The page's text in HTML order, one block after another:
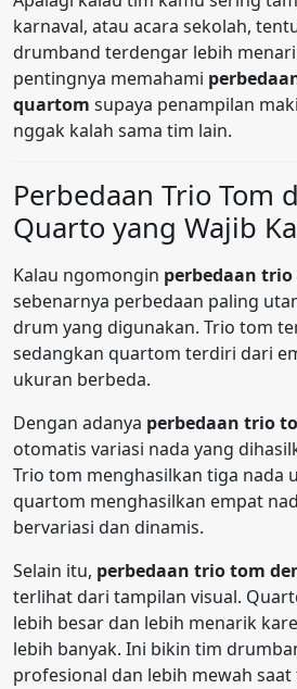
karnaval, atau acara sekolah,
drumband terdengar lebih
pentingnya memahami
quartom supaya penampilan
nggak kalah sama tim lain.
Perbedaan Trio Tom
Quarto yang Wajib
Kalau ngomongin perbedaan
sebenarnya perbedaan paling
drum yang digunakan. Trio tom
sedangkan quartom terdiri dari
ukuran berbeda.
Dengan adanya perbedaan trio
otomatis variasi nada yang
Trio tom menghasilkan tiga nada
quartom menghasilkan empat
bervariasi dan dinamis.
Selain itu, perbedaan trio tom
terlihat dari tampilan visual.
lebih besar dan lebih menarik
lebih banyak. Ini bikin tim
profesional dan lebih mewah saat